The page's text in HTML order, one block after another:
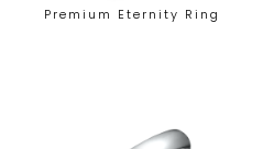
Premium Eternity Ring